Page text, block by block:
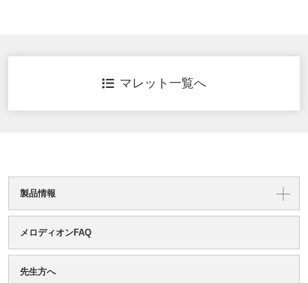
マレット一覧へ
製品情報
メロディオンFAQ
先生方へ